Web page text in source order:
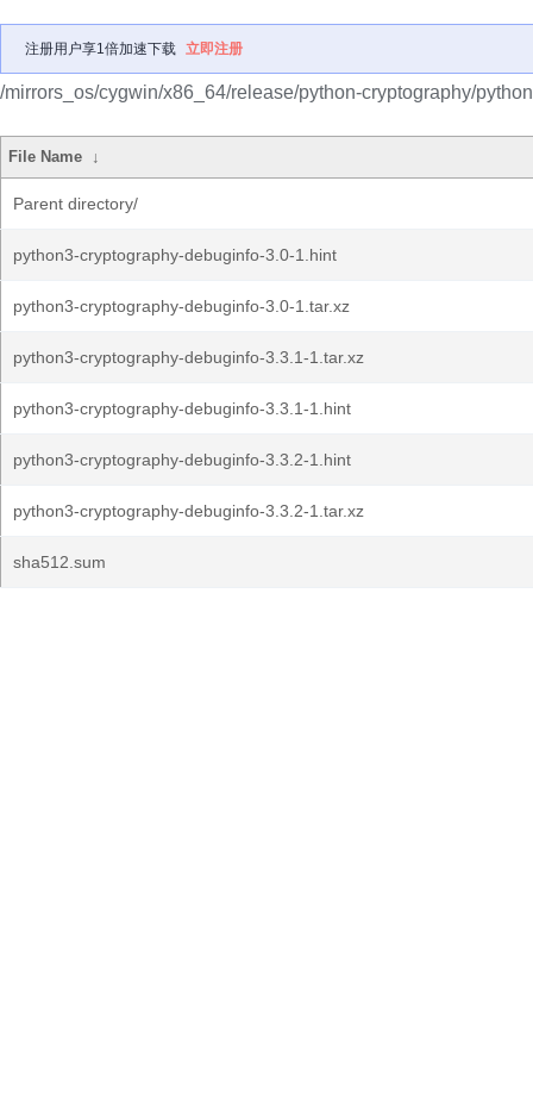
注册用户享1倍加速下载 立即注册
/mirrors_os/cygwin/x86_64/release/python-cryptography/
File Name ↓
Parent directory/
python3-cryptography-debuginfo-3.0-1.hint
python3-cryptography-debuginfo-3.0-1.tar.xz
python3-cryptography-debuginfo-3.3.1-1.tar.xz
python3-cryptography-debuginfo-3.3.1-1.hint
python3-cryptography-debuginfo-3.3.2-1.hint
python3-cryptography-debuginfo-3.3.2-1.tar.xz
sha512.sum